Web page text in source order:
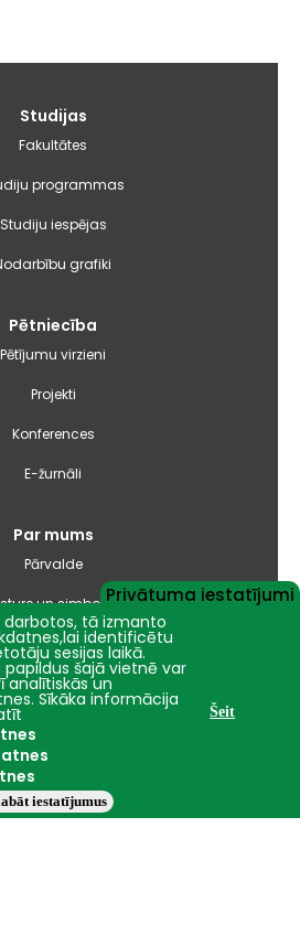
Studijas
Fakultātes
programmas
Studiju iespējas
grafiki
Pētniecība
Pētījumu virzieni
Projekti
Konferences
E-žurnāli
Par mums
Pārvalde
un simbolika
un pašnovērtējuma ziņojumi
Iepirkumi
Nāc studēt
Privātuma iestatījumi
darbotos, tā izmanto
identificētu
sesijas laikā.
papildus šajā vietnē var
un
Sīkāka informācija
Šeit
iestatījumus